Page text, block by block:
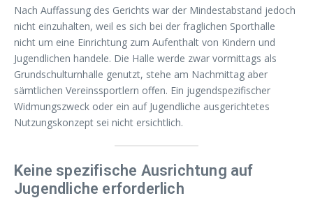
Nach Auffassung des Gerichts war der Mindestabstand jedoch
nicht einzuhalten, weil es sich bei der fraglichen Sporthalle
nicht um eine Einrichtung zum Aufenthalt von Kindern und
Jugendlichen handele. Die Halle werde zwar vormittags als
Grundschulturnhalle genutzt, stehe am Nachmittag aber
sämtlichen Vereinssportlern offen. Ein jugendspezifischer
Widmungszweck oder ein auf Jugendliche ausgerichtetes
Nutzungskonzept sei nicht ersichtlich.
Keine spezifische Ausrichtung auf
Jugendliche erforderlich